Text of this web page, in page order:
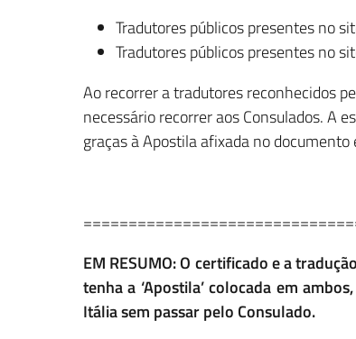
Tradutores públicos presentes no
Tradutores públicos presentes no
Ao recorrer a tradutores reconhecidos
necessário recorrer aos Consulados. A
graças à Apostila afixada no documento
EM RESUMO: O certificado e a
tenha a ‘Apostila’ colocada em
Itália sem passar pelo Consulado.